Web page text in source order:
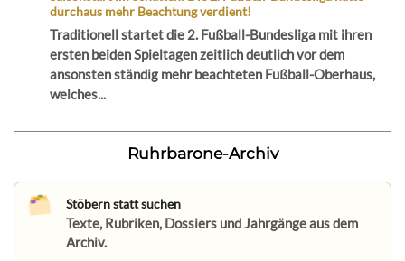
durchaus mehr Beachtung verdient!
Traditionell startet die 2. Fußball-Bundesliga mit ihren
ersten beiden Spieltagen zeitlich deutlich vor dem
ansonsten ständig mehr beachteten Fußball-Oberhaus,
welches...
Ruhrbarone-Archiv
Stöbern statt suchen
Texte, Rubriken, Dossiers und Jahrgänge aus dem
Archiv.